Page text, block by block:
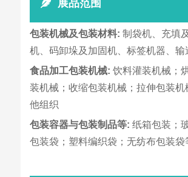
展品范围
包装机械及包装材料: 制袋机、充填
机、码卸垛及加固机、标签机器、
食品加工包装机械: 饮料灌装机械；
装机械；收缩包装机械；拉伸包装
他组织
包装容器与包装制品等: 纸箱包装；
包装袋；塑料编织袋；无纺布包装袋